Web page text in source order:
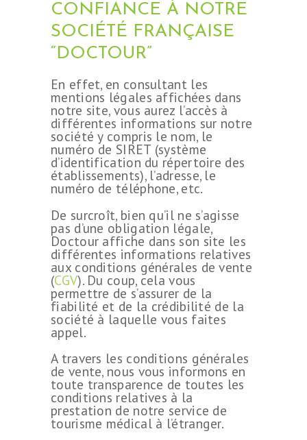
CONFIANCE À NOTRE
SOCIÉTÉ FRANÇAISE
“DOCTOUR”
En effet, en consultant les
mentions légales affichées dans
notre site, vous aurez l’accès à
différentes informations sur notre
société y compris le nom, le
numéro de SIRET (système
d’identification du répertoire des
établissements), l’adresse, le
numéro de téléphone, etc.
De surcroît, bien qu’il ne s’agisse
pas d’une obligation légale,
Doctour affiche dans son site les
différentes informations relatives
aux conditions générales de vente
(CGV). Du coup, cela vous
permettre de s’assurer de la
fiabilité et de la crédibilité de la
société à laquelle vous faites
appel.
A travers les conditions générales
de vente, nous vous informons en
toute transparence de toutes les
conditions relatives à la
prestation de notre service de
tourisme médical à l’étranger.